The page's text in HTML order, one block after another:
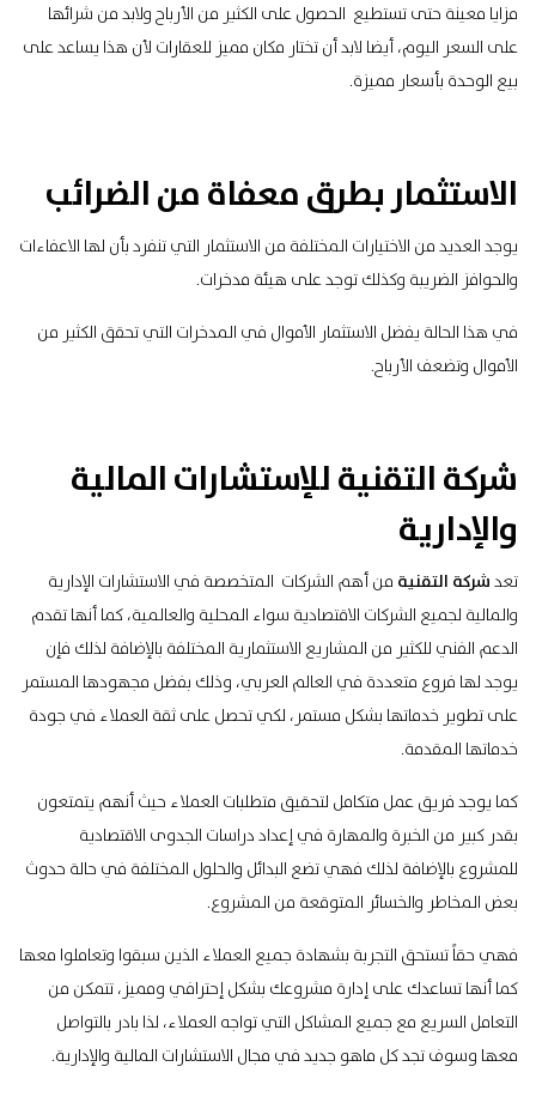
مزايا معينة حتى تستطيع الحصول على الكثير من الأرباح ولابد من شرائها
على السعر اليوم، أيضا لابد أن تختار مكان مميز للعقارات لأن هذا يساعد على
بيع الوحدة بأسعار مميزة.
الاستثمار بطرق معفاة من الضرائب
يوجد العديد من الاختيارات المختلفة من الاستثمار التي تنفرد بأن لها الاعفاءات
والحوافز الضريبة وكذلك توجد على هيئة مدخرات.
في هذا الحالة يفضل الاستثمار الأموال في المدخرات التي تحقق الكثير من
الأموال وتضعف الأرباح.
شركة التقنية للإستشارات المالية
والإدارية
تعدشركة التقنية من أهم الشركات المتخصصة في الاستشارات الإدارية
والمالية لجميع الشركات الاقتصادية سواء المحلية والعالمية، كما أنها تقدم
الدعم الفني للكثير من المشاريع الاستثمارية المختلفة بالإضافة لذلك فإن
يوجد لها فروع متعددة في العالم العربي، وذلك بفضل مجهودها المستمر
على تطوير خدماتها بشكل مستمر، لكي تحصل على ثقة العملاء في جودة
خدماتها المقدمة.
كما يوجد فريق عمل متكامل لتحقيق متطلبات العملاء حيث أنهم يتمتعون
بقدر كبير من الخبرة والمهارة في إعداد دراسات الجدوى الاقتصادية
للمشروع بالإضافة لذلك فهي تضع البدائل والحلول المختلفة في حالة حدوث
بعض المخاطر والخسائر المتوقعة من المشروع.
فهي حقاً تستحق التجربة بشهادة جميع العملاء الذين سبقوا وتعاملوا معها
كما أنها تساعدك على إدارة مشروعك بشكل إحترافي ومميز، تتمكن من
التعامل السريع مع جميع المشاكل التي تواجه العملاء، لذا بادر بالتواصل
معها وسوف تجد كل ماهو جديد في مجال الاستشارات المالية والإدارية.